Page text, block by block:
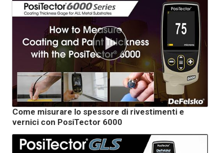
Come misurare lo spessore di rivestimenti e
vernici con PosiTector 6000